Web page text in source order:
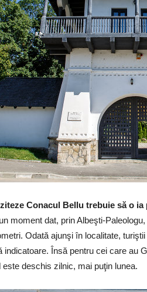
Conacul Bellu trebuie să o
moment dat, prin Albeşti-
Odată ajunşi în localitate,
indicatoare. Însă pentru cei care au
deschis zilnic, mai puţin lunea.